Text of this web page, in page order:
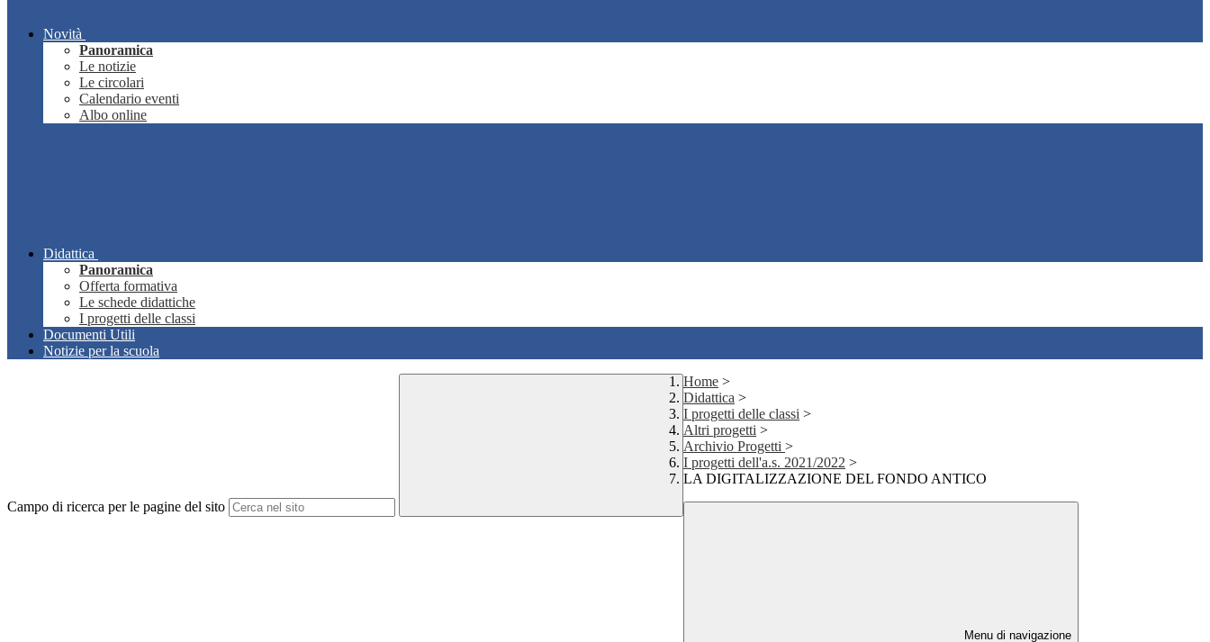
Novità
Panoramica
Le notizie
Le circolari
Calendario eventi
Albo online
Didattica
Panoramica
Offerta formativa
Le schede didattiche
I progetti delle classi
Documenti Utili
Notizie per la scuola
Campo di ricerca per le pagine del sito
Home >
Didattica >
I progetti delle classi >
Altri progetti >
Archivio Progetti >
I progetti dell'a.s. 2021/2022 >
LA DIGITALIZZAZIONE DEL FONDO ANTICO
Menu di navigazione